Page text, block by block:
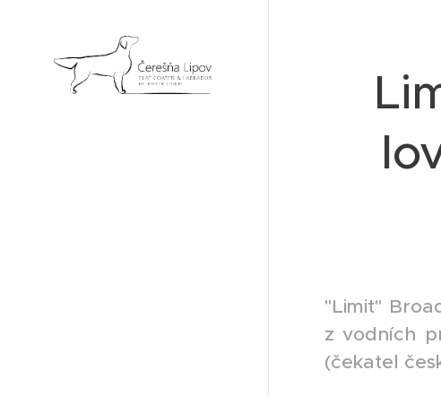
"Limit"
z vodních
(čekatel